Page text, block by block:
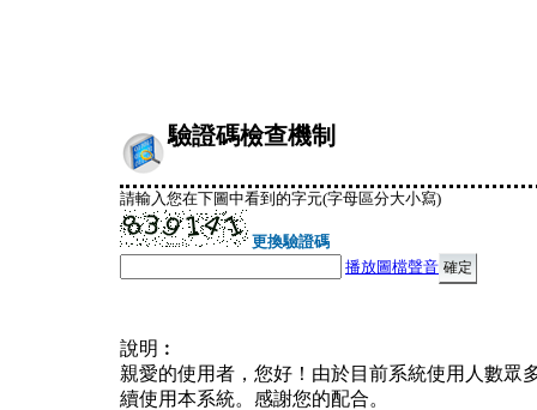
驗證碼檢查機制
請輸入您在下圖中看到的字元(字母區分大小寫)
更換驗證碼
播放圖檔聲音
說明︰
親愛的使用者，您好！由於目前系統使用人數眾
續使用本系統。感謝您的配合。